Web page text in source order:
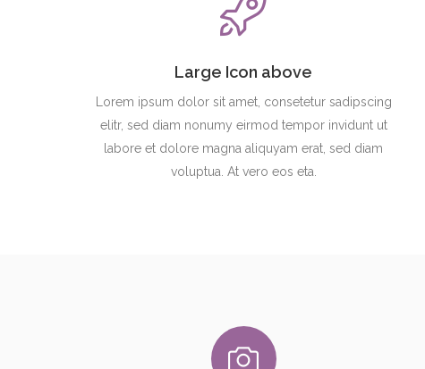
Large Icon above
Lorem ipsum dolor sit amet, consetetur sadipscing
elitr, sed diam nonumy eirmod tempor invidunt ut
labore et dolore magna aliquyam erat, sed diam
voluptua. At vero eos eta.